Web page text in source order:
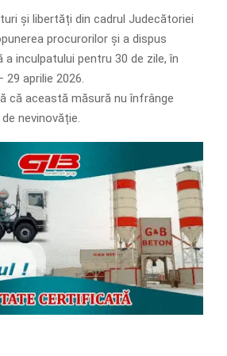
și libertăți din cadrul Judecătoriei
procurorilor și a dispus
inculpatului pentru 30 de zile, în
29 aprilie 2026.
că această măsură nu înfrânge
nevinovăție.